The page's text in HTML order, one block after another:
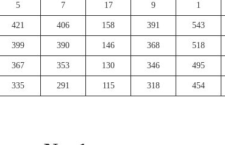
5 7 17 9 1
421 406 158 391 543
399 390 146 368 518
367 353 130 346 495
335 291 115 318 454